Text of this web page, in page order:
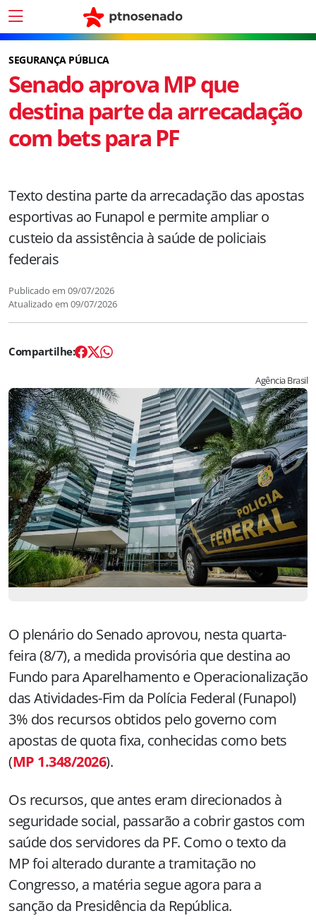
SEGURANÇA PÚBLICA
Senado aprova MP que
destina parte da arrecadação
com bets para PF
Texto destina parte da arrecadação das apostas
esportivas ao Funapol e permite ampliar o
custeio da assistência à saúde de policiais
federais
Publicado em 09/07/2026
Atualizado em 09/07/2026
Agência Brasil
O plenário do Senado aprovou, nesta quarta-
feira (8/7), a medida provisória que destina ao
Fundo para Aparelhamento e Operacionalização
das Atividades-Fim da Polícia Federal (Funapol)
3% dos recursos obtidos pelo governo com
apostas de quota fixa, conhecidas como bets
(MP 1.348/2026).
Os recursos, que antes eram direcionados à
seguridade social, passarão a cobrir gastos com
saúde dos servidores da PF. Como o texto da
MP foi alterado durante a tramitação no
Congresso, a matéria segue agora para a
sanção da Presidência da República.